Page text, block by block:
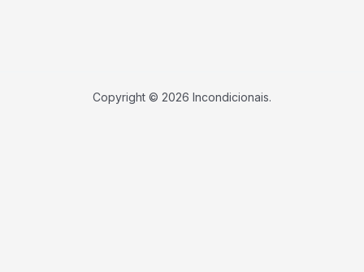
Copyright © 2026 Incondicionais.